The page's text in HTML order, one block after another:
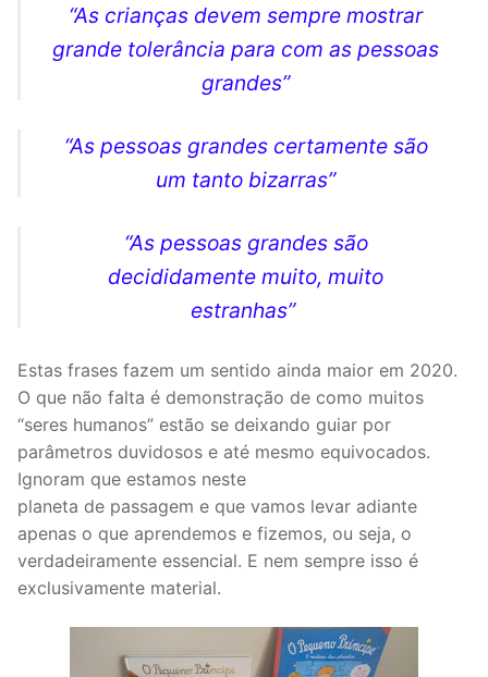
“As crianças devem sempre mostrar
grande tolerância para com as pessoas
grandes”
“As pessoas grandes certamente são
um tanto bizarras”
“As pessoas grandes são
decididamente muito, muito
estranhas”
Estas frases fazem um sentido ainda maior em 2020.
O que não falta é demonstração de como muitos
“seres humanos” estão se deixando guiar por
parâmetros duvidosos e até mesmo equivocados.
Ignoram que estamos neste
planeta de passagem e que vamos levar adiante
apenas o que aprendemos e fizemos, ou seja, o
verdadeiramente essencial. E nem sempre isso é
exclusivamente material.